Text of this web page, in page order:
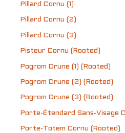
Pillard Cornu (1)
Pillard Cornu (2)
Pillard Cornu (3)
Pisteur Cornu (Rooted)
Pogrom Drune (1) (Rooted)
Pogrom Drune (2) (Rooted)
Pogrom Drune (3) (Rooted)
Porte-Étendard Sans-Visage
Porte-Totem Cornu (Rooted)